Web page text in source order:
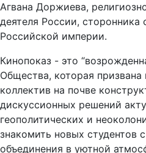
Агвана Доржиева,
деятеля России, сторонника
Российской империи.
Кинопоказ - это
Общества, которая призвана
коллектив на почве
дискуссионных решений
геополитических и
знакомить новых студентов
объединения в уютной